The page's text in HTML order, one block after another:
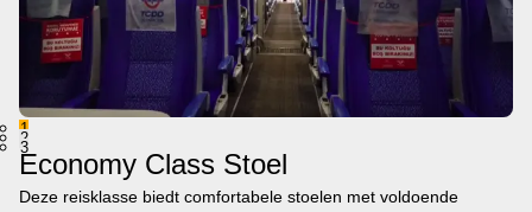
1
2
3
Economy Class Stoel
Deze reisklasse biedt comfortabele stoelen met voldoende